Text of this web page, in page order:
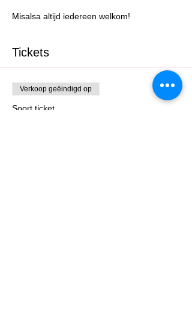
Misalsa altijd iedereen welkom!
Tickets
Verkoop geëindigd op
Soort ticket